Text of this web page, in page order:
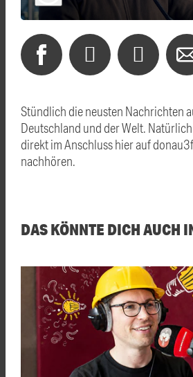
Stündlich die neusten Nachrichten
Deutschland und der Welt.
direkt im Anschluss hier auf
nachhören.
DAS KÖNNTE DICH AUCH